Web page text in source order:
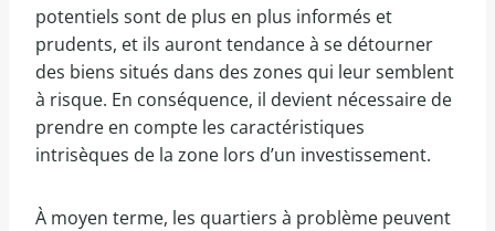
potentiels sont de plus en plus informés et
prudents, et ils auront tendance à se détourner
des biens situés dans des zones qui leur semblent
à risque. En conséquence, il devient nécessaire de
prendre en compte les caractéristiques
intrisèques de la zone lors d’un investissement.
À moyen terme, les quartiers à problème peuvent